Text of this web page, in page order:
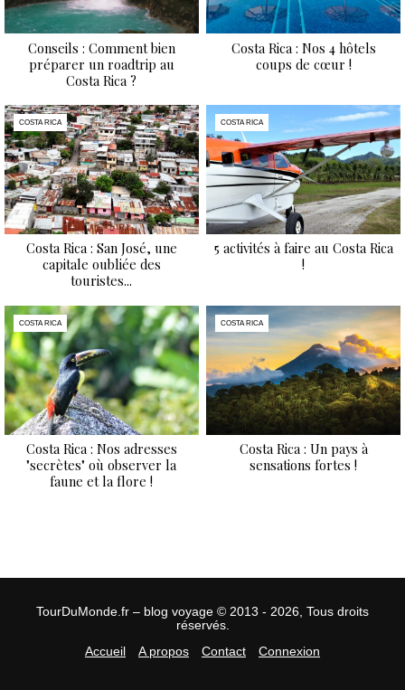
Conseils : Comment bien
préparer un roadtrip au
Costa Rica ?
Costa Rica : Nos 4 hôtels
coups de cœur !
COSTA RICA
Costa Rica : San José, une
capitale oubliée des
touristes...
COSTA RICA
5 activités à faire au Costa Rica
!
COSTA RICA
Costa Rica : Nos adresses
"secrètes" où observer la
faune et la flore !
COSTA RICA
Costa Rica : Un pays à
sensations fortes !
TourDuMonde.fr – blog voyage © 2013 - 2026, Tous droits
réservés.
Accueil
A propos Contact Connexion